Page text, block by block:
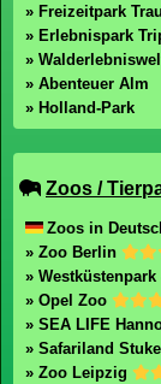
» Freizeitpark
» Erlebnispark
»
» Abenteuer Alm
» Holland-Park
Zoos /
Zoos in
» Zoo Berlin
»
» Opel Zoo
» SEA LIFE
» Safariland
» Zoo Leipzig